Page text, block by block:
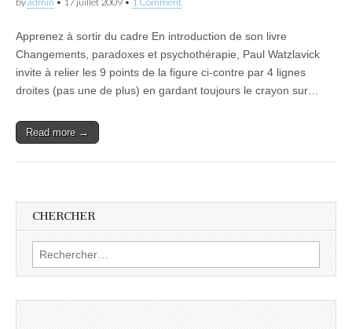
Apprenez à sortir du cadre En introduction de son livre
Changements, paradoxes et psychothérapie, Paul Watzlavick
invite à relier les 9 points de la figure ci-contre par 4 lignes
droites (pas une de plus) en gardant toujours le crayon sur…
Read more →
CHERCHER
Rechercher :